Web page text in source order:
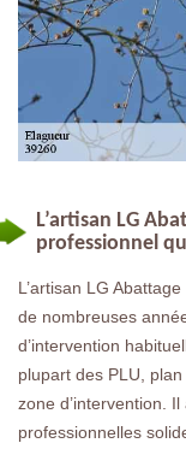
L’artisan LG
professionnel
L’artisan LG
de nombreuses
d’intervention
plupart des PLU,
zone d’intervention.
professionnelles